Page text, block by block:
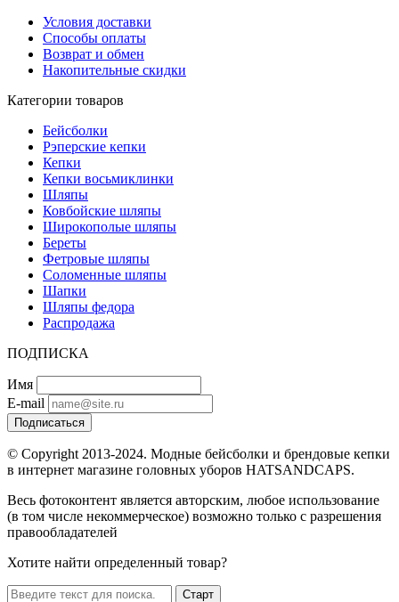
Условия доставки
Способы оплаты
Возврат и обмен
Накопительные скидки
Категории товаров
Бейсболки
Рэперские кепки
Кепки
Кепки восьмиклинки
Шляпы
Ковбойские шляпы
Широкополые шляпы
Береты
Фетровые шляпы
Соломенные шляпы
Шапки
Шляпы федора
Распродажа
ПОДПИСКА
Имя
E-mail
Подписаться
© Copyright 2013-2024. Модные бейсболки и брендовые кепки
в интернет магазине головных уборов HATSANDCAPS.
Весь фотоконтент является авторским, любое использование
(в том числе некоммерческое) возможно только с разрешения
правообладателей
Хотите найти определенный товар?
Старт